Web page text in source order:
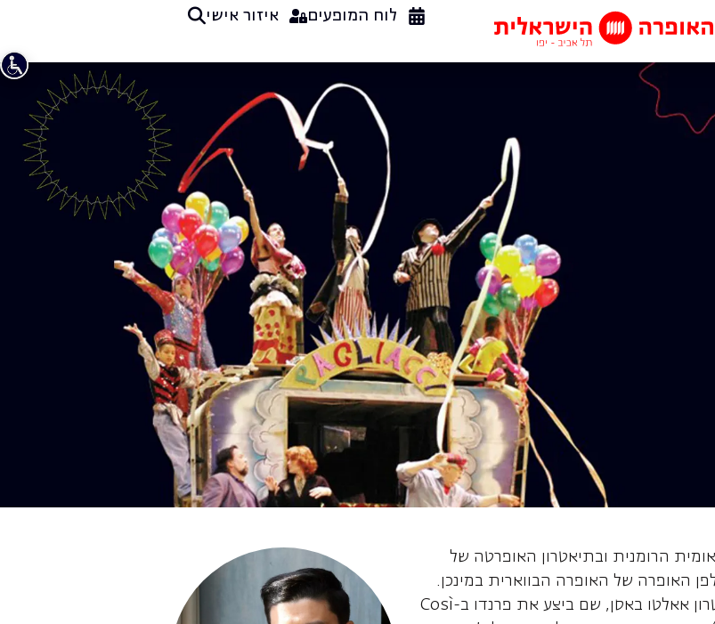
לוח המופעים איזור אישי
הרומנית ובתיאטרון האופרטה של
הוא היה חבר באולפן האופרה של האופרה הבווארית במינכן.
במהלך עונת 2023/24 הוא היה חבר בהרכב תיאטרון אאלטו באסן, שם ביצע את פרנדו ב-Così